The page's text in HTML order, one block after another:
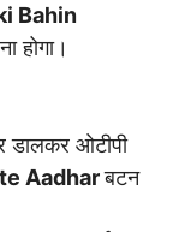
Bahin
होगा।
डालकर ओटीपी
Aadharबटन